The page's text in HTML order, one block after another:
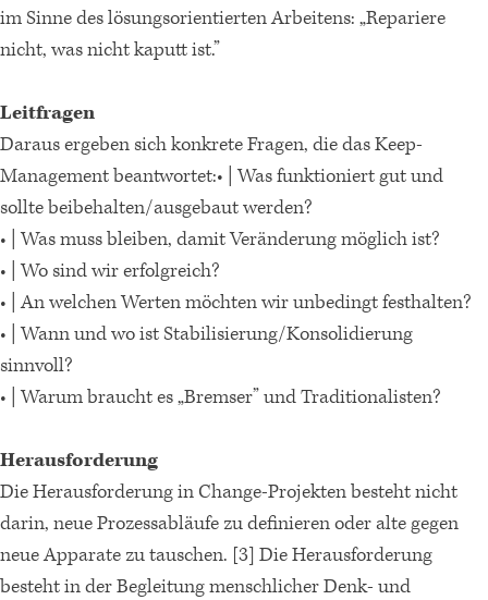
im Sinne des lösungsorientierten Arbeitens: „Repariere
nicht, was nicht kaputt ist.”
Leitfragen
Daraus ergeben sich konkrete Fragen, die das Keep-
Management beantwortet:• | Was funktioniert gut und
sollte beibehalten/ausgebaut werden?
• | Was muss bleiben, damit Veränderung möglich ist?
• | Wo sind wir erfolgreich?
• | An welchen Werten möchten wir unbedingt festhalten?
• | Wann und wo ist Stabilisierung/Konsolidierung
sinnvoll?
• | Warum braucht es „Bremser” und Traditionalisten?
Herausforderung
Die Herausforderung in Change-Projekten besteht nicht
darin, neue Prozessabläufe zu definieren oder alte gegen
neue Apparate zu tauschen. [3] Die Herausforderung
besteht in der Begleitung menschlicher Denk- und